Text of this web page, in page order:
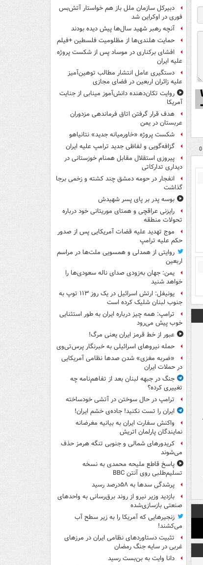
دبیرکل سازمان ملل باز هم خواستار آتش‌بس
فوری در اوکراین شد
آنچه رهبر شهید سال‌ها پیش دیده بودند
حمایت هلندی‌ها از مظلومیت فلسطین +فیلم
افشای برکناری در موساد پس از شکست پروژه
علیه ایران
دستگیری عامل انتشار مطالب توهین‌آمیز
علیه زائران اربعین در فضای مجازی
روایت تکان‌دهنده دانش‌آموز مینابی از جنایت
آمریکا
هدف قرار گرفتن اتاق‌ فرماندهی مزدوران
عربستان در یمن
شکست پروژه «خاورمیانه جدید» نتانیاهو
گزافه‌گویی و لفاظی جدید ترامپ علیه ایران
پیروزی استقلال مقابل همنام خوزستانی در
دیداری تدارکاتی
انفجار در حومه دمشق چند کشته و زخمی برجا
گذاشت
بوسه‌ پدر بر پای پسر شهیدش
رایزنی عراقچی و همتای موریتانی خود درباره
تحولات منطقه
موج تهدید علیه قضات آمریکایی پس از صدور
حکم علیه ترامپ
روایتی از همدلی و همسویی ملت‌ها در مراسم
اربعین
یمن: جهان به‌زودی صدای ناله سعودی‌ها را
خواهد شنید
یونیفل: ارتش اسرائیل در یک روز ۱۱۳ توپ به
جنوب لبنان شلیک کرده است
ترامپ: همه چیز درباره ایران به طور استثنایی
خوب پیش می‌رود
عبور از خط قرمز ایران یعنی مرگ!
حمله نیروهای اسرائیلی به خبرنگار پرس‌تی‌وی
«ضربه مغزی» شدن صدها نظامی آمریکایی
در حملات ایران
جنگ در جبهه لبنان بعد از تفاهم‌نامه چه
تغییری کرده؟
ترامپ در حال سوختن در آتشی خودساخته
ایران را تست نکنید! جاده‌ی خشم ایران!
واکنش سفارت ایران به بیانیه مغرضانه
نمایندگان پارلمان اتریش
کریدورهای شمالی و جنوبی تنگه هرمز حذف
می‌شوند
پاسخ قاطع ملیحه محمدی به نسخه
تسلیم‌طلبی روی آنتن BBC
پرشدگی سدها به ۵۸درصد رسید
بازدید وزیر نیرو از روند برق‌رسانی به واحدهای
صنعتی بازسازی‌شده
زنجیرهایی که آمریکا را به زیر سطح آب
می‌کشند!
تثبیت دستاوردهای نظامی ایران در مرزهای
غربی در سایه جنگ رمضان
دانا وایت به بن‌بست رسید